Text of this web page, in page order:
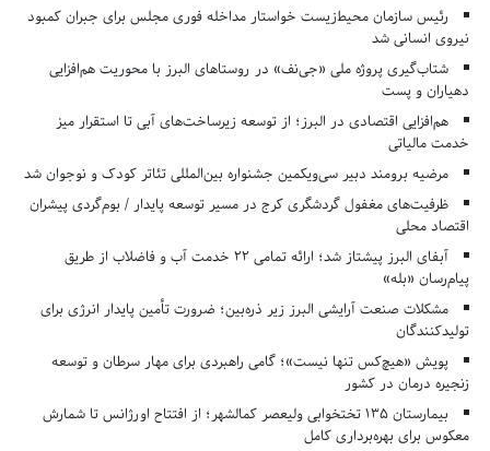
رئیس سازمان محیط‌زیست خواستار مداخله فوری مجلس برای جبران کمبود
نیروی انسانی شد
شتاب‌گیری پروژه ملی «جی‌نف» در روستاهای البرز با محوریت هم‌افزایی
دهیاران و پست
هم‌افزایی اقتصادی در البرز؛ از توسعه زیرساخت‌های آبی تا استقرار میز
خدمت مالیاتی
مرضیه برومند دبیر سی‌ویکمین جشنواره بین‌المللی تئاتر کودک و نوجوان شد
ظرفیت‌های مغفول گردشگری کرج در مسیر توسعه پایدار / بوم‌گردی پیشران
اقتصاد محلی
آبفای البرز پیشتاز شد؛ ارائه تمامی ۲۲ خدمت آب و فاضلاب از طریق
پیام‌رسان «بله»
مشکلات صنعت آرایشی البرز زیر ذره‌بین؛ ضرورت تأمین پایدار انرژی برای
تولیدکنندگان
پویش «هیچ‌کس تنها نیست»؛ گامی راهبردی برای مهار سرطان و توسعه
زنجیره درمان در کشور
بیمارستان ۱۳۵ تختخوابی ولیعصر کمالشهر؛ از افتتاح اورژانس تا شمارش
معکوس برای بهره‌برداری کامل